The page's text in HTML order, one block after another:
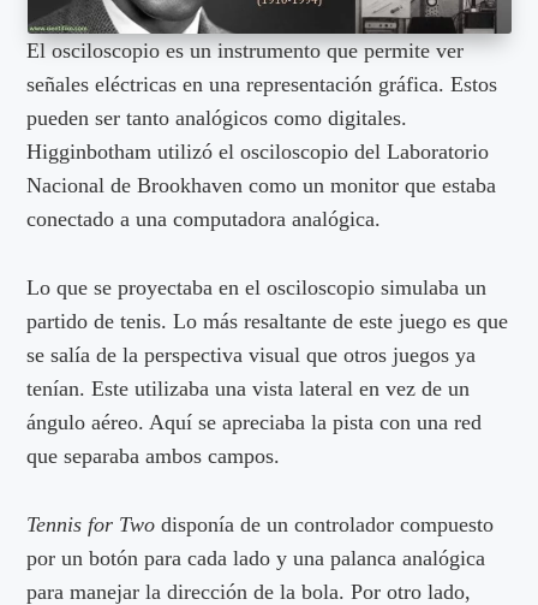
El osciloscopio es un instrumento que permite ver
señales eléctricas en una representación gráfica. Estos
pueden ser tanto analógicos como digitales.
Higginbotham utilizó el osciloscopio del Laboratorio
Nacional de Brookhaven como un monitor que estaba
conectado a una computadora analógica.
Lo que se proyectaba en el osciloscopio simulaba un
partido de tenis. Lo más resaltante de este juego es que
se salía de la perspectiva visual que otros juegos ya
tenían. Este utilizaba una vista lateral en vez de un
ángulo aéreo. Aquí se apreciaba la pista con una red
que separaba ambos campos.
Tennis for Twodisponía de un controlador compuesto
por un botón para cada lado y una palanca analógica
para manejar la dirección de la bola. Por otro lado,